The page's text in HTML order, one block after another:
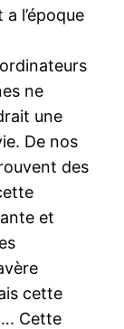
l’époque
ne
une
De nos
des
et
cette
Cette